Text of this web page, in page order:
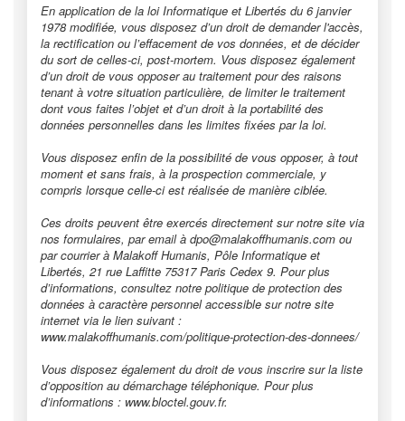
En application de la loi Informatique et Libertés du 6 janvier
1978 modifiée, vous disposez d’un droit de demander l'accès,
la rectification ou l’effacement de vos données, et de décider
du sort de celles-ci, post-mortem. Vous disposez également
d’un droit de vous opposer au traitement pour des raisons
tenant à votre situation particulière, de limiter le traitement
dont vous faites l’objet et d’un droit à la portabilité des
données personnelles dans les limites fixées par la loi.
Vous disposez enfin de la possibilité de vous opposer, à tout
moment et sans frais, à la prospection commerciale, y
compris lorsque celle-ci est réalisée de manière ciblée.
Ces droits peuvent être exercés directement sur notre site via
nos formulaires, par email à dpo@malakoffhumanis.com ou
par courrier à Malakoff Humanis, Pôle Informatique et
Libertés, 21 rue Laffitte 75317 Paris Cedex 9. Pour plus
d’informations, consultez notre politique de protection des
données à caractère personnel accessible sur notre site
internet via le lien suivant :
www.malakoffhumanis.com/politique-protection-des-donnees/
Vous disposez également du droit de vous inscrire sur la liste
d’opposition au démarchage téléphonique. Pour plus
d’informations : www.bloctel.gouv.fr.